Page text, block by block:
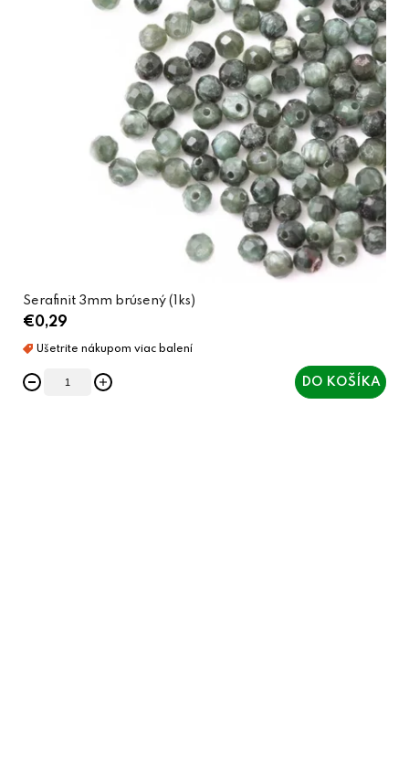
Serafinit 3mm brúsený (1ks)
€0,29
DO KOŠÍKA